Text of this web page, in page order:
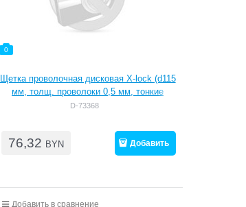
0
Щетка проволочная дисковая X-lock (d115
мм, толщ. проволоки 0,5 мм, тонкие
пучки )
D-73368
76,32 BYN Добавить
Добавить в сравнение